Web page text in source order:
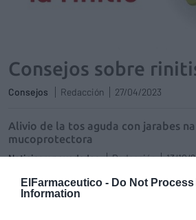
ElFarmaceutico - Do Not Process
Information
Consejos sobre
Consejos Redacción 27/04/2023
Alivio de la tos aguda con jarabes
mucoprotectora
Noticias y novedades Redacción
13/10/
En un resfriado común los síntomas de la
fundamentalmente por una
la tos. Los rinovirus, las bacterias y los